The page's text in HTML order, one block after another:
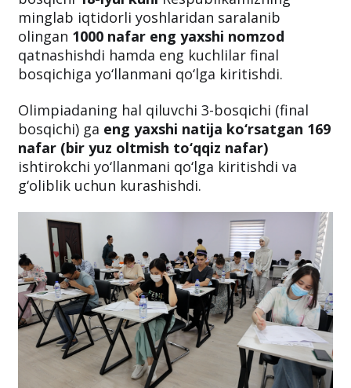
minglab iqtidorli yoshlaridan saralanib
olingan 1000 nafar eng yaxshi nomzod
qatnashishdi hamda eng kuchlilar final
bosqichiga yo‘llanmani qo‘lga kiritishdi.
Olimpiadaning hal qiluvchi 3-bosqichi (final
bosqichi) ga eng yaxshi natija ko‘rsatgan 169
nafar (bir yuz oltmish to‘qqiz nafar)
ishtirokchi yo‘llanmani qo‘lga kiritishdi va
g‘oliblik uchun kurashishdi.